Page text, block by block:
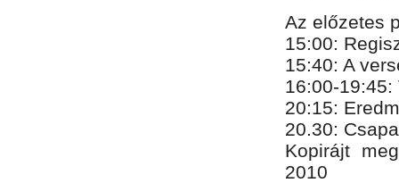
Az előzetes
15:00:
15:40: A
16:00-19:45:
20:​15​:
​20.30:
Kopirájt
2010